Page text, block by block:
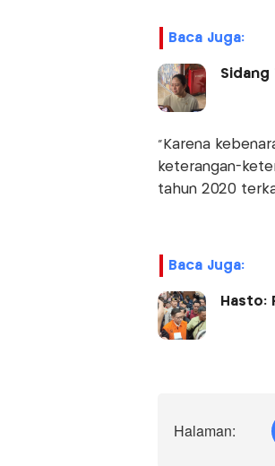
Baca Juga:
Sidang
"Karena
keterangan-
tahun 2020
Baca Juga:
Hasto:
Halaman: